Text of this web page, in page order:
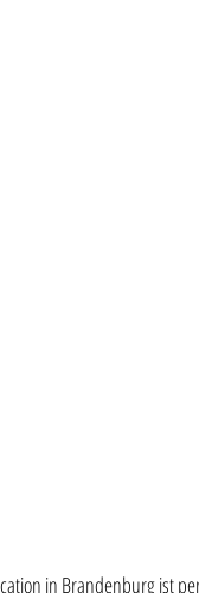
in Brandenburg ist